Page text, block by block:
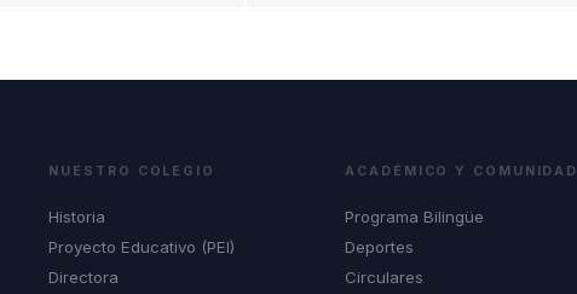
NUESTRO COLEGIO
Historia
Proyecto Educativo (PEI)
Directora
ACADÉMICO Y COMUNIDAD
Programa Bilingüe
Deportes
Circulares